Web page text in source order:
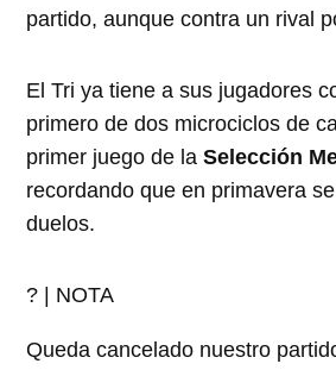
partido, aunque contra un rival
El Tri ya tiene a sus jugadores
primero de dos microciclos de
primer juego de laSelección
recordando que en primavera
duelos.
? | NOTA
Queda cancelado nuestro